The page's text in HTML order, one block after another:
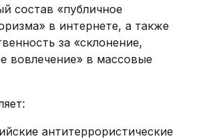
состав «публичное
в интернете, а также
за «склонение,
вовлечение» в массовые
антитеррористические